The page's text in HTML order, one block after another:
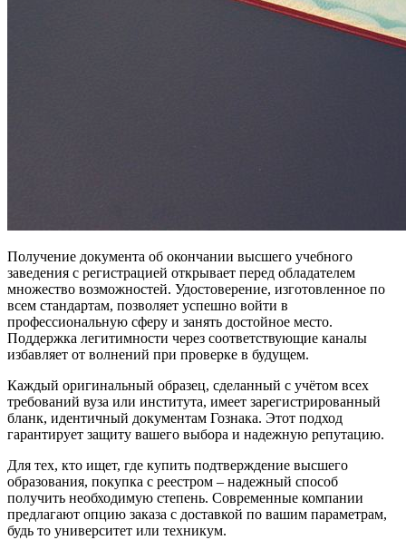
Получение документа об окончании высшего учебного
заведения с регистрацией открывает перед обладателем
множество возможностей. Удостоверение, изготовленное по
всем стандартам, позволяет успешно войти в
профессиональную сферу и занять достойное место.
Поддержка легитимности через соответствующие каналы
избавляет от волнений при проверке в будущем.
Каждый оригинальный образец, сделанный с учётом всех
требований вуза или института, имеет зарегистрированный
бланк, идентичный документам Гознака. Этот подход
гарантирует защиту вашего выбора и надежную репутацию.
Для тех, кто ищет, где купить подтверждение высшего
образования, покупка с реестром – надежный способ
получить необходимую степень. Современные компании
предлагают опцию заказа с доставкой по вашим параметрам,
будь то университет или техникум.